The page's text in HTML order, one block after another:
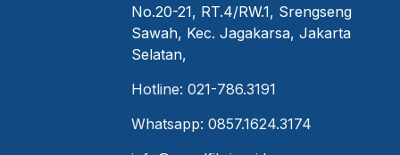
No.20-21, RT.4/RW.1, Srengseng
Sawah, Kec. Jagakarsa, Jakarta
Selatan,
Hotline: 021-786.3191
Whatsapp: 0857.1624.3174